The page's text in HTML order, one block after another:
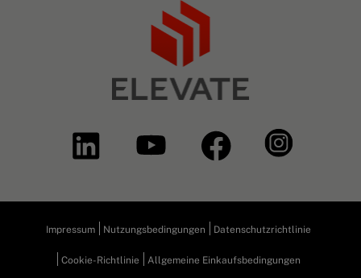
Impressum Nutzungsbedingungen Datenschutzrichtlinie
Cookie-Richtlinie Allgemeine Einkaufsbedingungen